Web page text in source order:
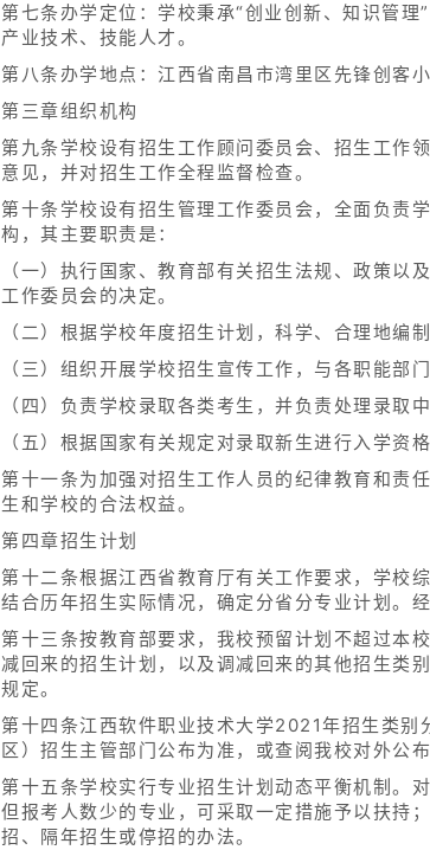
第七条办学定位：学校秉承“创业创新、知识管
产业技术、技能人才。
第八条办学地点：江西省南昌市湾里区先锋创客
第三章组织机构
第九条学校设有招生工作顾问委员会、招生工作
意见，并对招生工作全程监督检查。
第十条学校设有招生管理工作委员会，全面负责
构，其主要职责是：
（一）执行国家、教育部有关招生法规、政策
工作委员会的决定。
（二）根据学校年度招生计划，科学、合理地编
（三）组织开展学校招生宣传工作，与各职能部
（四）负责学校录取各类考生，并负责处理录取
（五）根据国家有关规定对录取新生进行入学资格
第十一条为加强对招生工作人员的纪律教育和责
生和学校的合法权益。
第四章招生计划
第十二条根据江西省教育厅有关工作要求，学校
结合历年招生实际情况，确定分省分专业计划。
第十三条按教育部要求，我校预留计划不超过本
减回来的招生计划，以及调减回来的其他招生类
规定。
第十四条江西软件职业技术大学2021年招生类
区）招生主管部门公布为准，或查阅我校对外公布
第十五条学校实行专业招生计划动态平衡机制。
但报考人数少的专业，可采取一定措施予以扶持
招、隔年招生或停招的办法。